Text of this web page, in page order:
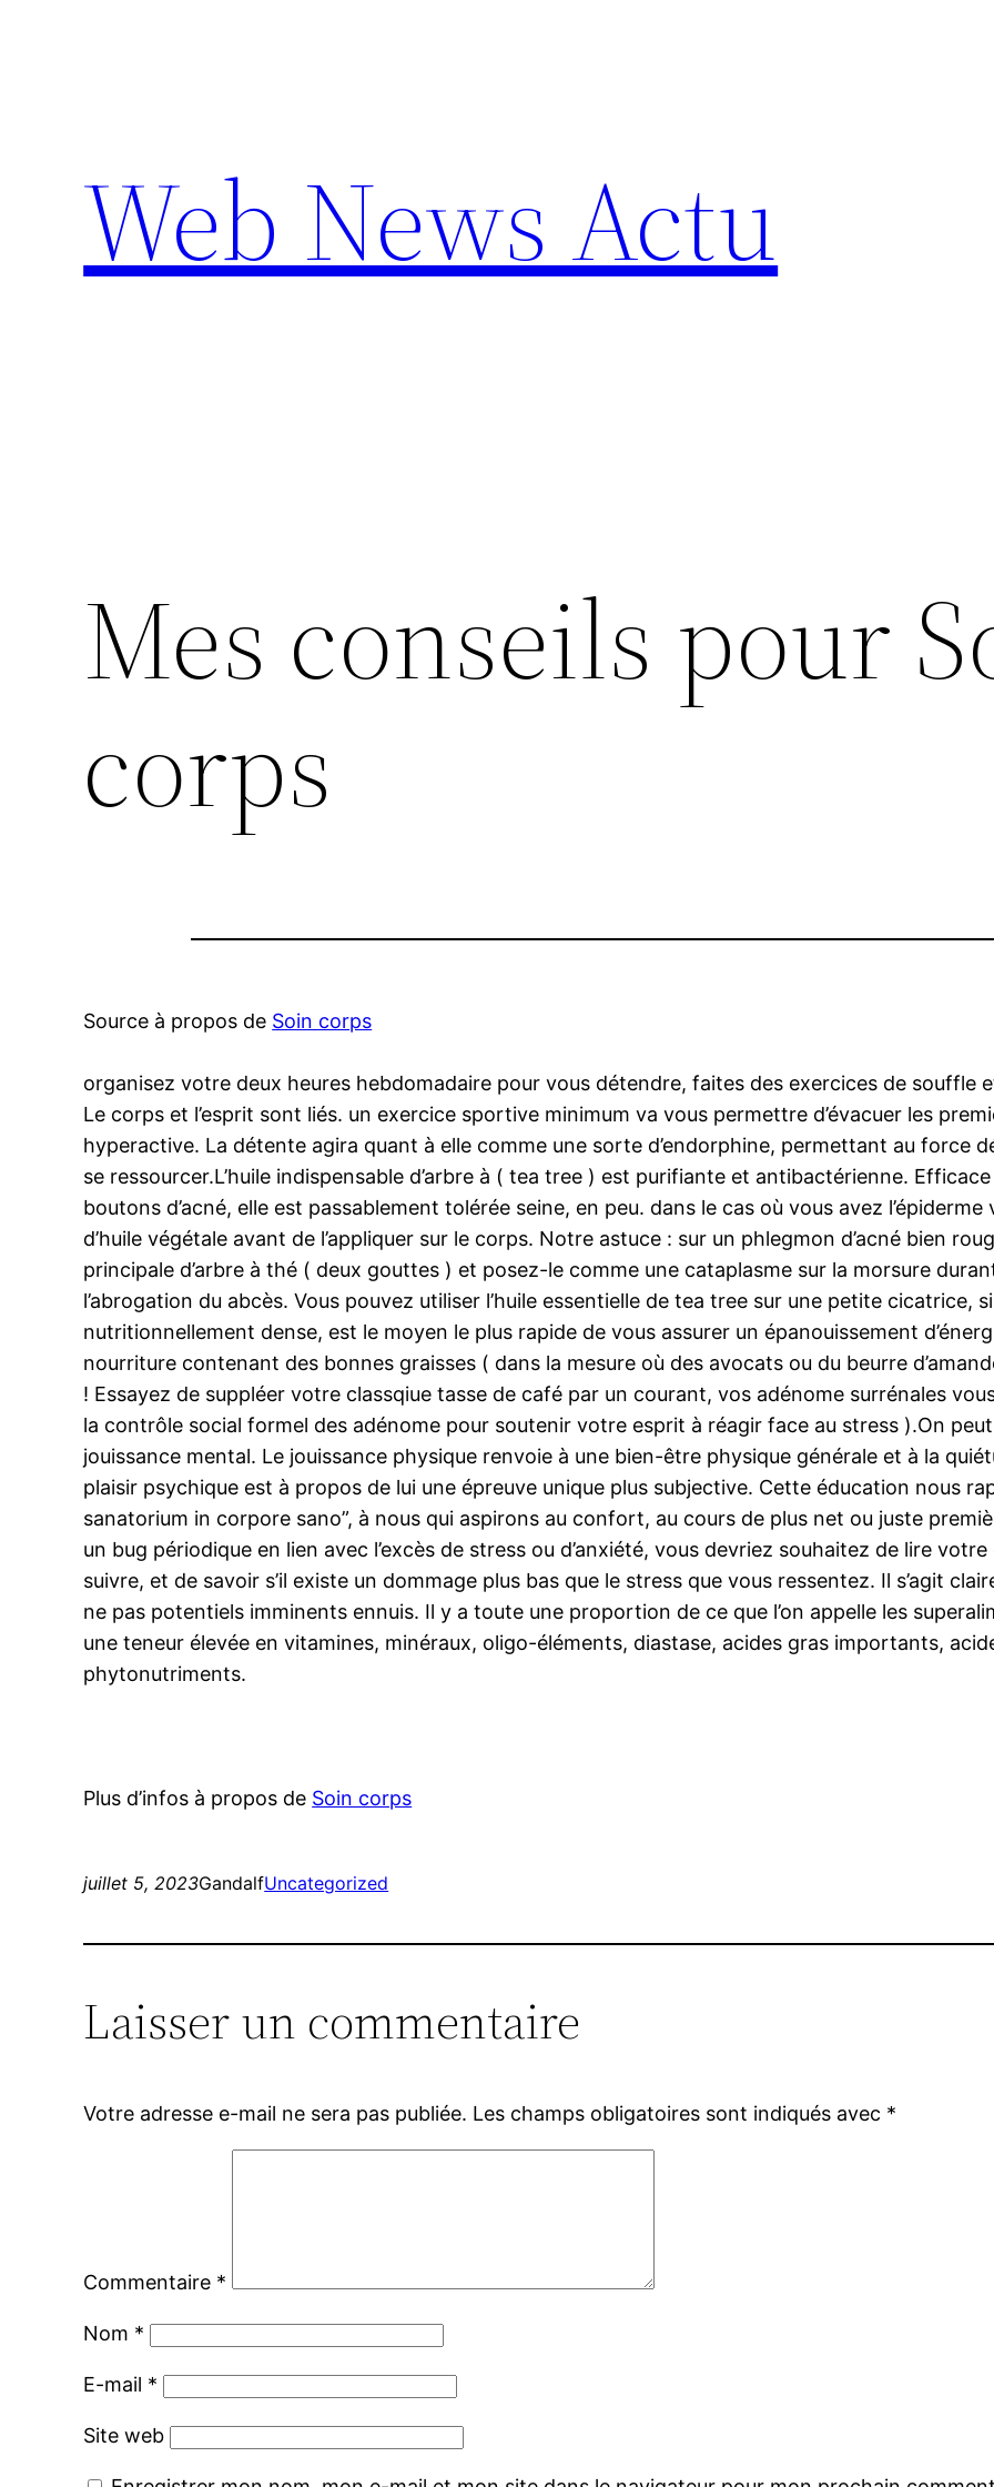
Web News Actu
Mes conseils pour
corps
Source à propos de Soin corps
organisez votre deux heures hebdomadaire pour vous détendre, faites des exercices de souffle
Le corps et l’esprit sont liés. un exercice sportive minimum va vous permettre d’évacuer les
hyperactive. La détente agira quant à elle comme une sorte d’endorphine, permettant au force
se ressourcer.L’huile indispensable d’arbre à ( tea tree ) est purifiante et antibactérienne.
boutons d’acné, elle est passablement tolérée seine, en peu. dans le cas où vous avez
d’huile végétale avant de l’appliquer sur le corps. Notre astuce : sur un phlegmon d’acné bien
principale d’arbre à thé ( deux gouttes ) et posez-le comme une cataplasme sur la morsure
l’abrogation du abcès. Vous pouvez utiliser l’huile essentielle de tea tree sur une petite cicatrice,
nutritionnellement dense, est le moyen le plus rapide de vous assurer un épanouissement
nourriture contenant des bonnes graisses ( dans la mesure où des avocats ou du beurre
! Essayez de suppléer votre classqiue tasse de café par un courant, vos adénome surrénales
la contrôle social formel des adénome pour soutenir votre esprit à réagir face au stress ).On
jouissance mental. Le jouissance physique renvoie à une bien-être physique générale et à la
plaisir psychique est à propos de lui une épreuve unique plus subjective. Cette éducation nous
sanatorium in corpore sano”, à nous qui aspirons au confort, au cours de plus net ou juste
un bug périodique en lien avec l’excès de stress ou d’anxiété, vous devriez souhaitez de lire
suivre, et de savoir s’il existe un dommage plus bas que le stress que vous ressentez. Il s’agit
ne pas potentiels imminents ennuis. Il y a toute une proportion de ce que l’on appelle les
une teneur élevée en vitamines, minéraux, oligo-éléments, diastase, acides gras importants,
phytonutriments.
Plus d’infos à propos de Soin corps
juillet 5, 2023GandalfUncategorized
Laisser un commentaire
Votre adresse e-mail ne sera pas publiée. Les champs obligatoires sont indiqués avec *
Commentaire *
Nom *
E-mail *
Site web